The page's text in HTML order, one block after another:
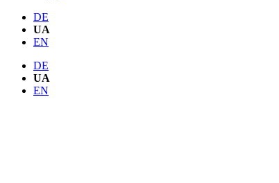
DE
UA
EN
DE
UA
EN